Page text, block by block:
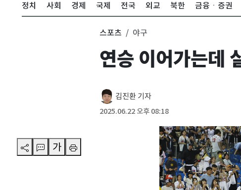
정치 사회 경제 국제 전국 외교 북한 금융ㆍ증권
가
스포츠 야구
연승 이어가는데
김진환 기자
2025.06.22 오후 08:18